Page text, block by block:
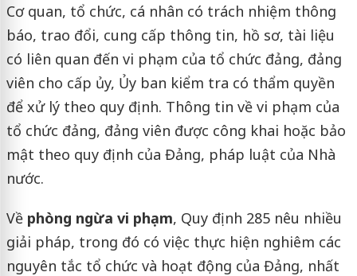
Cơ quan, tổ chức, cá nhân có trách nhiệm thông
báo, trao đổi, cung cấp thông tin, hồ sơ, tài liệu
có liên quan đến vi phạm của tổ chức đảng, đảng
viên cho cấp ủy, Ủy ban kiểm tra có thẩm quyền
để xử lý theo quy định. Thông tin về vi phạm của
tổ chức đảng, đảng viên được công khai hoặc bảo
mật theo quy định của Đảng, pháp luật của Nhà
nước.
Vềphòng ngừa vi phạm, Quy định 285 nêu nhiều
giải pháp, trong đó có việc thực hiện nghiêm các
nguyên tắc tổ chức và hoạt động của Đảng, nhất